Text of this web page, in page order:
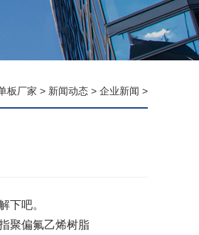
板厂家 > 新闻动态 > 企业新闻 >
下吧。
聚偏氟乙烯树脂